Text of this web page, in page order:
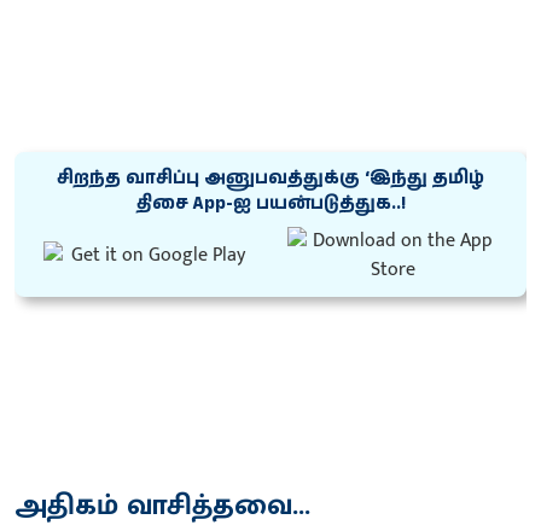
சிறந்த வாசிப்பு அனுபவத்துக்கு ‘இந்து தமிழ்
திசை App-ஐ பயன்படுத்துக..!
அதிகம் வாசித்தவை...